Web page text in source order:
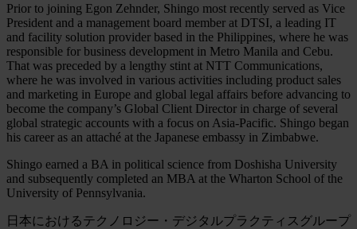
Prior to joining Egon Zehnder, Shingo most recently served as Vice
President and a management board member at DTSI, a leading IT
and facility solution provider based in the Philippines, where he was
responsible for business development in Metro Manila and Cebu.
That was preceded by a lengthy stint at NTT Communications,
where he was involved in various activities including product sales
and marketing in Europe and global legal affairs before advancing to
become the company’s Global Client Director in charge of several
global strategic accounts with a focus on Asia-Pacific. Shingo began
his career as an attaché at the Japanese embassy in Zimbabwe.
Shingo earned a BA in political science from Doshisha University
and subsequently completed an MBA at the Wharton School of the
University of Pennsylvania.
日本におけるテクノロジー・デジタルプラクティスグループ